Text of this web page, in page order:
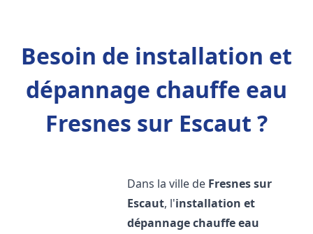
Besoin de installation et
dépannage chauffe eau
Fresnes sur Escaut ?
Dans la ville de Fresnes sur
Escaut, l'installation et
dépannage chauffe eau